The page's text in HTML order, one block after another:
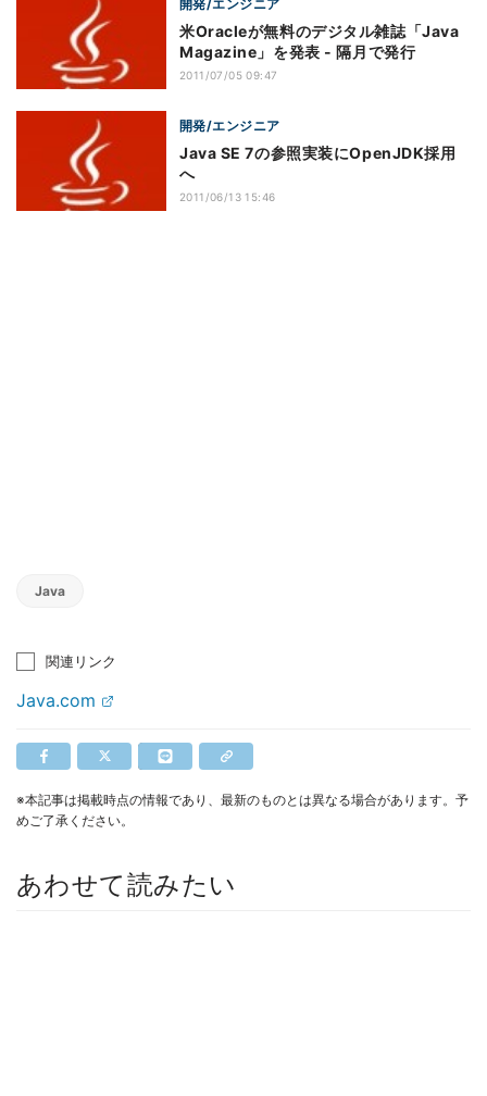
開発/エンジニア
米Oracleが無料のデジタル雑誌「Java
Magazine」を発表 - 隔月で発行
2011/07/05 09:47
開発/エンジニア
Java SE 7の参照実装にOpenJDK採用
へ
2011/06/13 15:46
Java
関連リンク
Java.com
※本記事は掲載時点の情報であり、最新のものとは異なる場合があります。予
めご了承ください。
あわせて読みたい